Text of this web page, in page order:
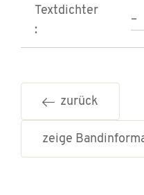
Textdichter
:
–
zurück
zeige